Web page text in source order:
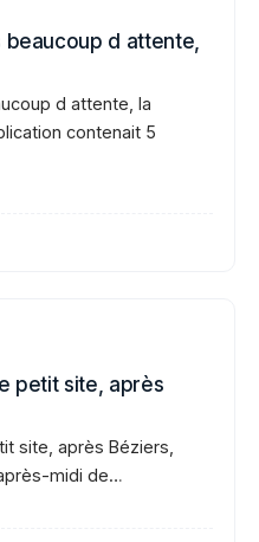
d attente,
d attente, la
contenait 5
petit site, après
site, après Béziers,
midi de…